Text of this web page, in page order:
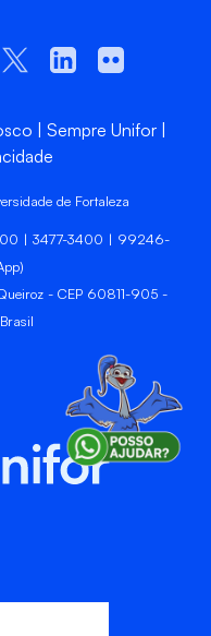
Sempre Unifor
de Fortaleza
| 3477-3400 | 99246-
- CEP 60811-905 -